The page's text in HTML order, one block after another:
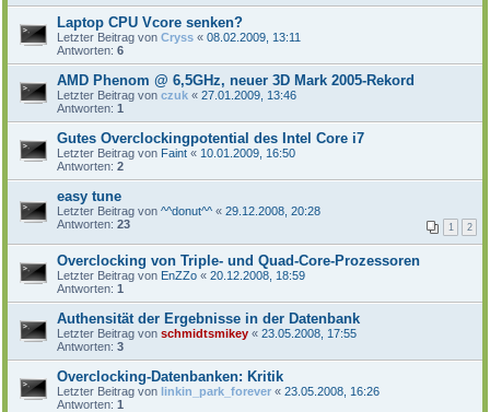
Laptop CPU Vcore senken?
Letzter Beitrag von Cryss « 08.02.2009, 13:11
Antworten: 6
AMD Phenom @ 6,5GHz, neuer 3D Mark 2005-Rekord
Letzter Beitrag von czuk « 27.01.2009, 13:46
Antworten: 1
Gutes Overclockingpotential des Intel Core i7
Letzter Beitrag von Faint « 10.01.2009, 16:50
Antworten: 2
easy tune
Letzter Beitrag von ^^donut^^ « 29.12.2008, 20:28
Antworten: 23 1 2
Overclocking von Triple- und Quad-Core-Prozessoren
Letzter Beitrag von EnZZo « 20.12.2008, 18:59
Antworten: 1
Authensität der Ergebnisse in der Datenbank
Letzter Beitrag von schmidtsmikey « 23.05.2008, 17:55
Antworten: 3
Overclocking-Datenbanken: Kritik
Letzter Beitrag von linkin_park_forever « 23.05.2008, 16:26
Antworten: 1